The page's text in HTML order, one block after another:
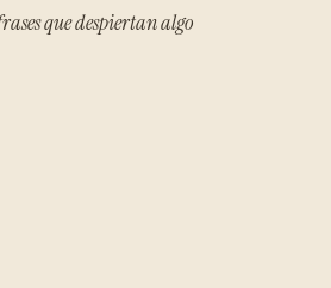
que despiertan algo